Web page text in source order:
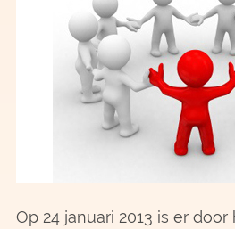
Op 24 januari 2013 is er door